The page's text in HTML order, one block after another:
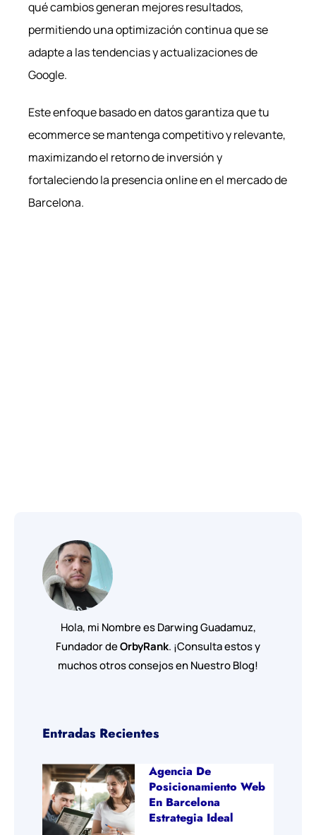
qué cambios generan mejores resultados,
permitiendo una optimización continua que se
adapte a las tendencias y actualizaciones de
Google.
Este enfoque basado en datos garantiza que tu
ecommerce se mantenga competitivo y relevante,
maximizando el retorno de inversión y
fortaleciendo la presencia online en el mercado de
Barcelona.
Hola, mi Nombre es Darwing Guadamuz,
Fundador deOrbyRank. ¡Consulta estos y
muchos otros consejos en Nuestro Blog!
Entradas Recientes
Agencia De
Posicionamiento Web
En Barcelona
Estrategia Ideal